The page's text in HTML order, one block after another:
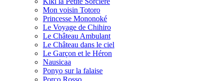
Mon voisin Totoro
Princesse Mononoké
Le Voyage de Chihiro
Le Château Ambulant
Le Château dans le ciel
Le Garçon et le Héron
Nausicaa
Ponyo sur la falaise
Porco Rosso